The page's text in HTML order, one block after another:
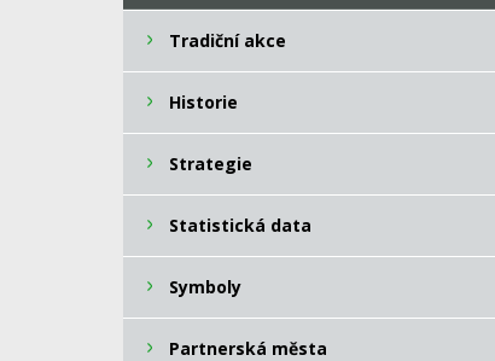
Tradiční akce
Historie
Strategie
Statistická data
Symboly
Partnerská města